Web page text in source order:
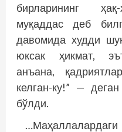
бирларининг ҳақ-
муқаддас деб
давомида худди
юксак ҳикмат,
анъана,
келган-ку!” —
бўлди.